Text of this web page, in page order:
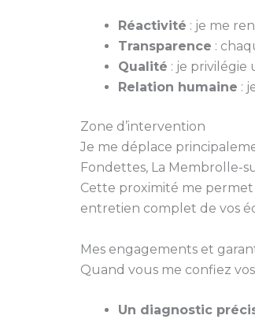
Réactivité : je me
Transparence :
Qualité : je privilégie
Relation humaine :
Zone d’intervention
Je me déplace
Fondettes, La Membrolle-
Cette proximité me
entretien complet de vos
Mes engagements et
Quand vous me confiez
Un diagnostic